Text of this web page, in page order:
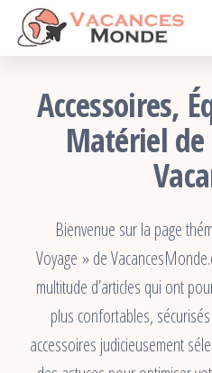
Passer
Accessoires,
Matériel
Bienvenue sur la page
Voyage » de
multitude d’articles qui ont
plus confortables,
accessoires judicieusement